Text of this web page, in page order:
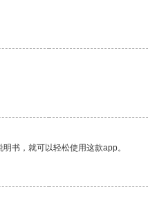
书，就可以轻松使用这款app。